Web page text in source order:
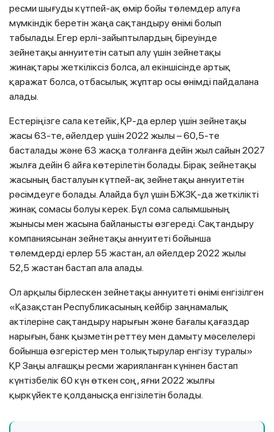
ресми шығуды күтпей-ақ өмір бойы төлемдер алуға
мүмкіндік беретін жаңа сақтандыру өнімі болып
табылады. Егер ерлі-зайыптылардың біреуінде
зейнетақы аннуитетін сатып алу үшін зейнетақы
жинақтары жеткіліксіз болса, ал екіншісінде артық
қаражат болса, отбасылық жұптар осы өнімді пайдалана
алады.
Естеріңізге сала кетейік, ҚР-да ерлер үшін зейнетақы
жасы 63-те, әйелдер үшін 2022 жылы – 60,5-те
басталады және 63 жасқа толғанға дейін жыл сайын 2027
жылға дейін 6 айға көтерілетін болады. Бірақ зейнетақы
жасының басталуын күтпей-ақ зейнетақы аннуитетін
рәсімдеуге болады. Алайда бұл үшін БЖЗҚ-да жеткілікті
жинақ сомасы болуы керек. Бұл сома салымшының
жынысы мен жасына байланысты өзгереді. Сақтандыру
компаниясынан зейнетақы аннуитеті бойынша
төлемдерді ерлер 55 жастан, ал әйелдер 2022 жылы
52,5 жастан бастап ала алады.
Ол арқылы бірлескен зейнетақы аннуитеті өнімі енгізілген
«Қазақстан Республикасының кейбір заңнамалық
актілеріне сақтандыру нарығын және бағалы қағаздар
нарығын, банк қызметін реттеу мен дамыту мәселелері
бойынша өзгерістер мен толықтырулар енгізу туралы»
ҚР Заңы алғашқы ресми жарияланған күнінен бастап
күнтізбелік 60 күн өткен соң, яғни 2022 жылғы
қыркүйекте қолданысқа енгізілетін болады.